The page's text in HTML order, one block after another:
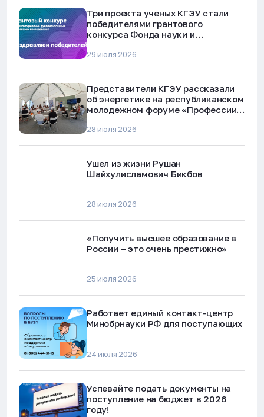
Три проекта ученых КГЭУ стали
победителями грантового
конкурса Фонда науки и
29 июля 2026
Представители КГЭУ рассказали
об энергетике на республиканском
молодежном форуме «Профессии
28 июля 2026
Ушел из жизни Рушан
Шайхулисламович Бикбов
28 июля 2026
«Получить высшее образование в
России – это очень престижно»
25 июля 2026
Работает единый контакт-центр
Минобрнауки РФ для поступающих
24 июля 2026
Успевайте подать документы на
поступление на бюджет в 2026
году!